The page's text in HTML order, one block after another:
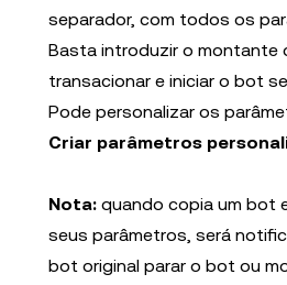
separador, com todos os
Basta introduzir o montante
transacionar e iniciar o bot
Pode personalizar os
Criar parâmetros
Nota: quando copia um bot
seus parâmetros, será
bot original parar o bot ou